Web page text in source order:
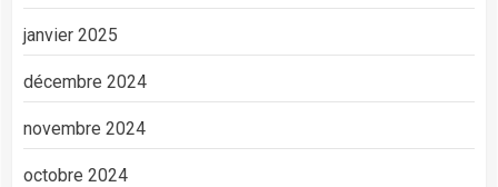
janvier 2025
décembre 2024
novembre 2024
octobre 2024